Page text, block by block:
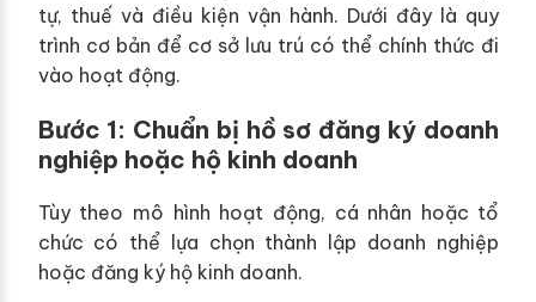
tự, thuế và điều kiện vận hành. Dưới đây là quy
trình cơ bản để cơ sở lưu trú có thể chính thức đi
vào hoạt động.
Bước 1: Chuẩn bị hồ sơ đăng ký doanh
nghiệp hoặc hộ kinh doanh
Tùy theo mô hình hoạt động, cá nhân hoặc tổ
chức có thể lựa chọn thành lập doanh nghiệp
hoặc đăng ký hộ kinh doanh.